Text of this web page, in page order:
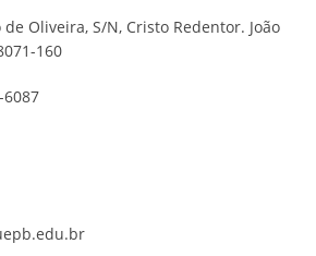
Oliveira, S/N, Cristo Redentor. João
160
6087